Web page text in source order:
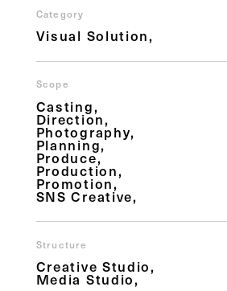
Category
Visual Solution
Scope
Casting
Direction
Photography
Planning
Produce
Production
Promotion
SNS Creative
Structure
Creative Studio
Media Studio